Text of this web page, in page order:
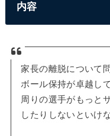
内容
家長の離脱について
ボール保持が卓越し
周りの選手がもっと
したりしないといけ